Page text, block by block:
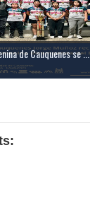
de Cauquenes se ...